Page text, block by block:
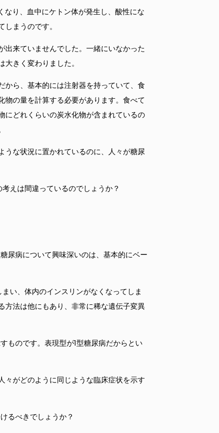
なり、血中にケトン体が発生し、酸性にな
まうのです。
来ていませんでした。一緒にいなかった
きく変わりました。
ら、基本的には注射器を持っていて、食
の量を計算する必要があります。食べて
にどれくらいの炭水化物が含まれているの
うな状況に置かれているのに、人々が糖尿
えは間違っているのでしょうか？
尿病について興味深いのは、基本的にベー
い、体内のインスリンがなくなってしま
方法は他にもあり、非常に稀な遺伝子変異
ものです。表現型が1型糖尿病だからとい
々がどのように同じような臨床症状を示す
るべきでしょうか？